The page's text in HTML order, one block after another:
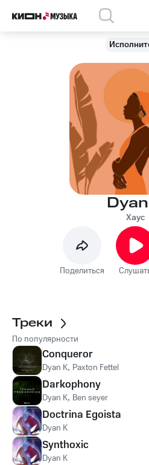
Хаус
Поделиться
Треки
По популярности
Conqueror
Dyan K, Paxton Fettel
Darkophony
Dyan K, Ben seyer
Doctrina Egoista
Dyan K
Synthoxic
Dyan K